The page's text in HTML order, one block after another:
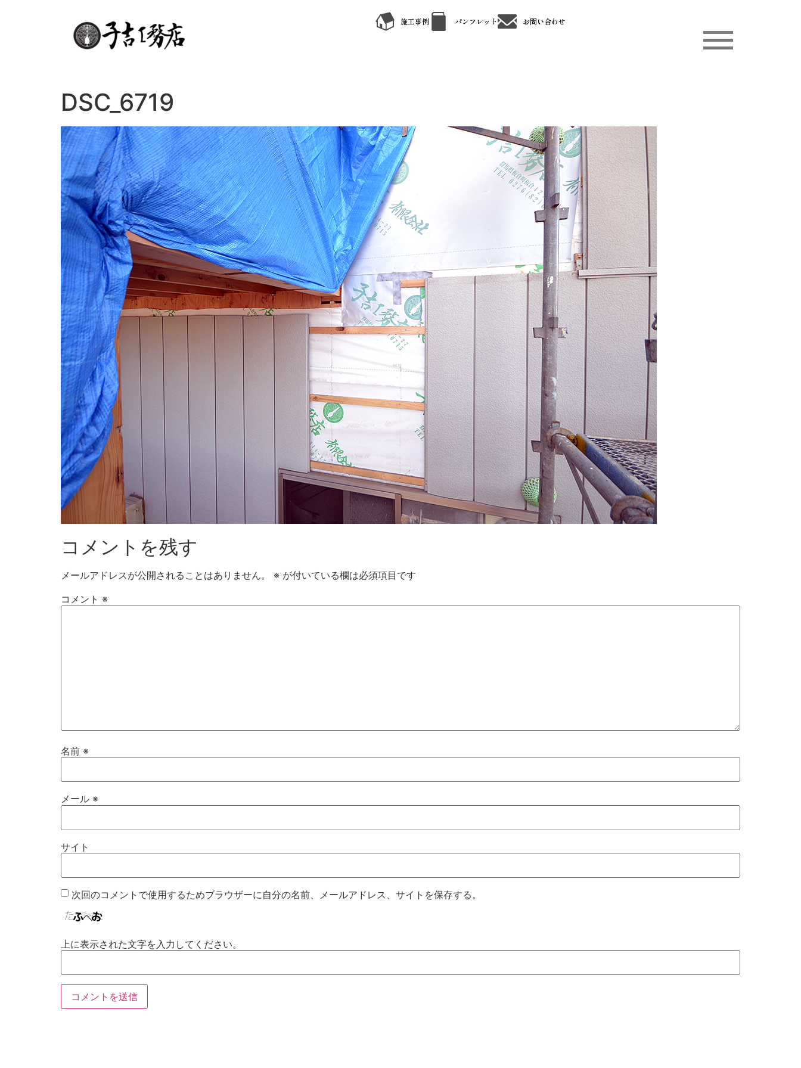
施工事例 パンフレット お問い合わせ
DSC_6719
コメントを残す
メールアドレスが公開されることはありません。 ※ が付いている欄は必須項目です
コメント ※
名前 ※
メール ※
サイト
次回のコメントで使用するためブラウザーに自分の名前、メールアドレス、サイトを保存する。
上に表示された文字を入力してください。